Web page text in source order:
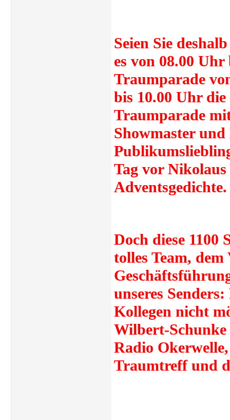
Seien Sie
es von 08.00
Traumparade
bis 10.00 Uhr
Traumparade
Showmaster
Tag vor
Adventsgedichte.
Doch diese 1100
tolles Team,
unseres
Kollegen nicht
Wilbert-Schunke
Radio
Traumtreff und